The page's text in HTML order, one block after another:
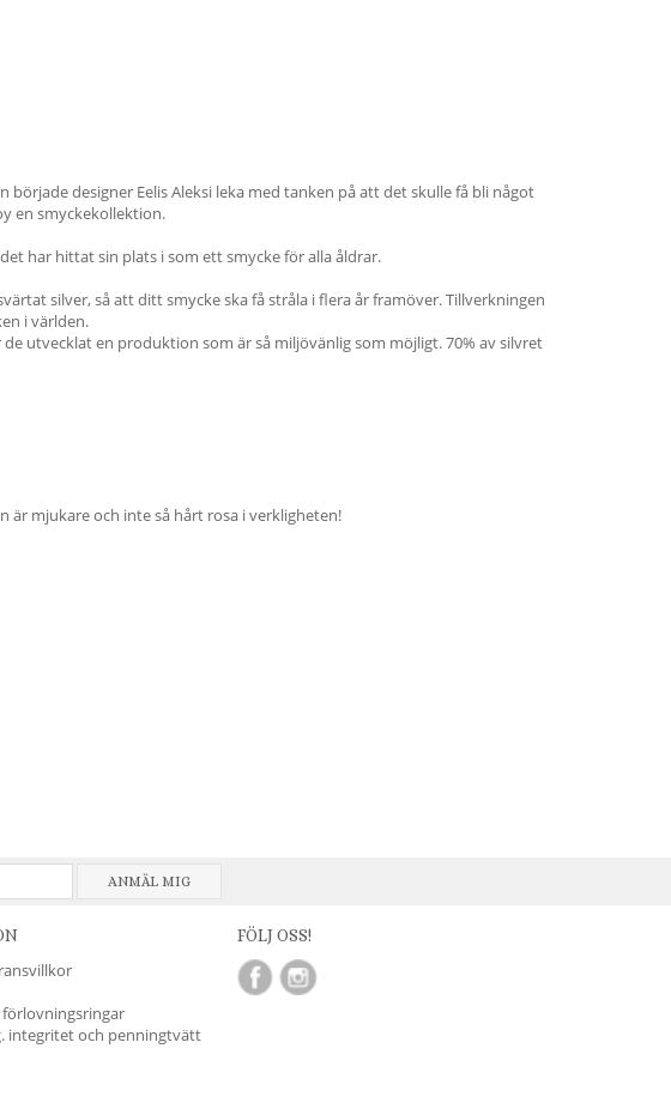
började designer Eelis Aleksi leka med tanken på att det skulle få bli något
en smyckekollektion.
har hittat sin plats i som ett smycke för alla åldrar.
silver, så att ditt smycke ska få stråla i flera år framöver. Tillverkningen
i världen.
utvecklat en produktion som är så miljövänlig som möjligt. 70% av silvret
är mjukare och inte så hårt rosa i verkligheten!
ANMÄL MIG
förlovningsringar
integritet och penningtvätt
FÖLJ OSS!